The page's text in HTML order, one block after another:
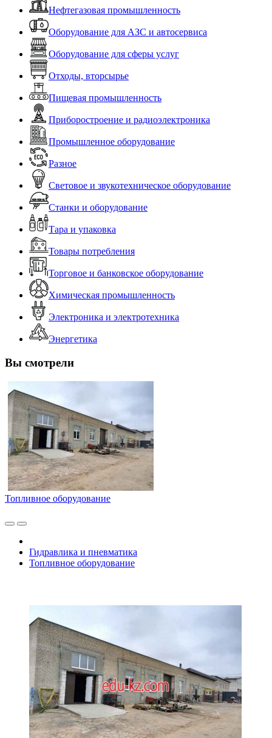
Нефтегазовая промышленность
Оборудование для АЗС и автосервиса
Оборудование для сферы услуг
Отходы, вторсырье
Пищевая промышленность
Приборостроение и радиоэлектроника
Промышленное оборудование
Разное
Световое и звукотехническое оборудование
Станки и оборудование
Тара и упаковка
Товары потребления
Торговое и банковское оборудование
Химическая промышленность
Электроника и электротехника
Энергетика
Вы смотрели
Топливное оборудование
Гидравлика и пневматика
Топливное оборудование